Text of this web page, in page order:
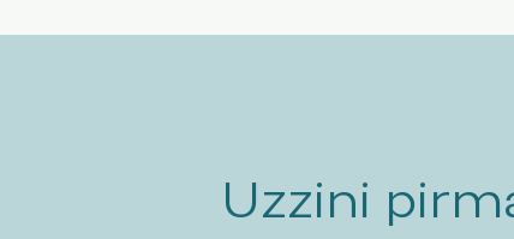
Uzzini